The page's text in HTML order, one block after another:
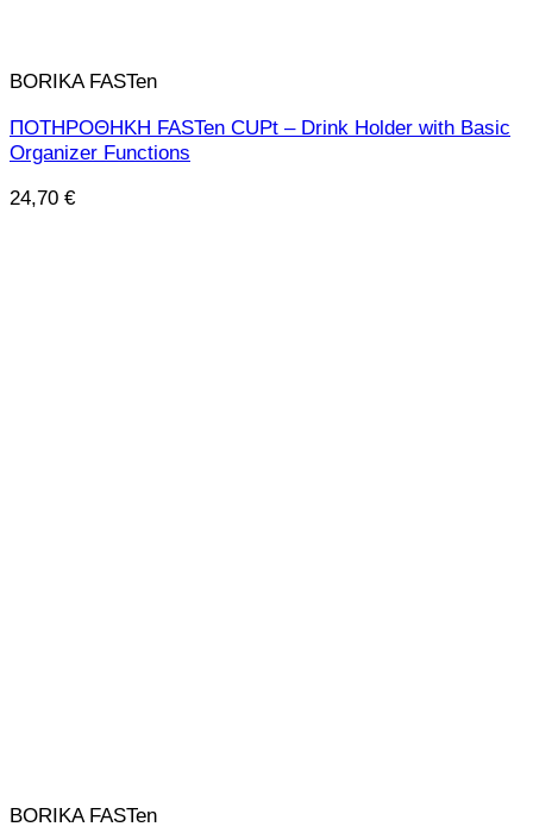
BORIKA FASTen
ΠΟΤΗΡΟΘΗΚΗ FASTen CUPt – Drink Holder with Basic
Organizer Functions
24,70 €
BORIKA FASTen